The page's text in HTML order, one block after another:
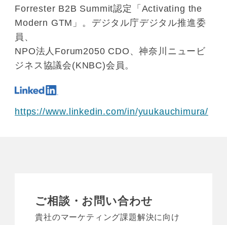
Forrester B2B Summit認定「Activating the
Modern GTM」。デジタル庁デジタル推進委
員、
NPO法人Forum2050 CDO、神奈川ニュービ
ジネス協議会(KNBC)会員。
https://www.linkedin.com/in/yuukauchimura/
ご相談・お問い合わせ
貴社のマーケティング課題解決に向け